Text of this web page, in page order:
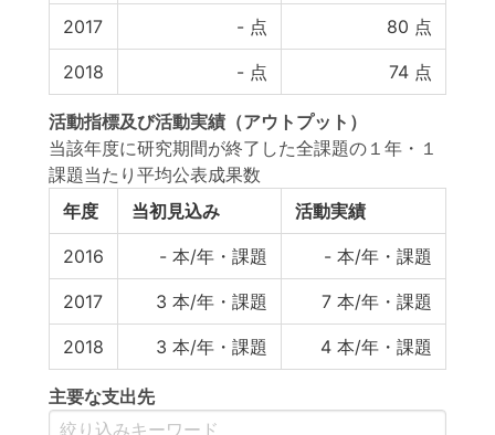
2017 - 点 80 点
2018 - 点 74 点
活動指標及び活動実績 （アウトプット）
当該年度に研究期間が終了した全課題の１年・１
課題当たり平均公表成果数
年度
当初見込み 活動実績
2016 - 本/年・課題 - 本/年・課題
2017 3 本/年・課題 7 本/年・課題
2018 3 本/年・課題 4 本/年・課題
主要な支出先